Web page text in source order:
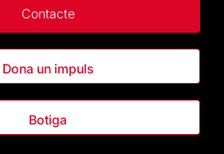
Contacte
Dona un impuls
Botiga